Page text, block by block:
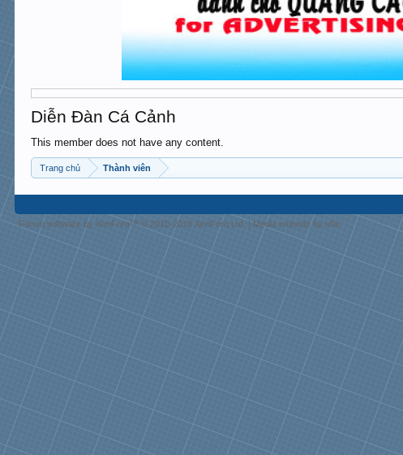
Diễn Đàn Cá Cảnh
This member does not have any content.
Trang chủ Thành viên
Forum software by XenForo™© 2010-2018 XenForo Ltd. | Media embeds by s9e